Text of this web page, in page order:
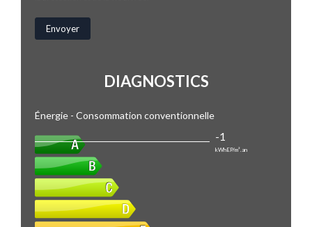
DIAGNOSTICS
Énergie - Consommation conventionnelle
-1
kWhEP/m².an